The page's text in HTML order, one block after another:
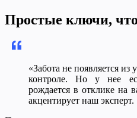
Простые ключи,
«Забота не появляется
контроле. Но у нее
рождается в отклике на
акцентирует наш эксперт.